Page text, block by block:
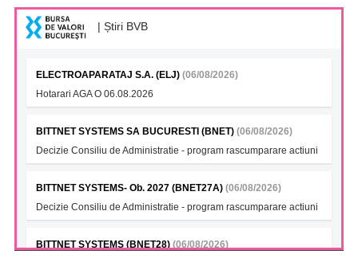
| Știri BVB
ELECTROAPARATAJ S.A. (ELJ) (06/08/2026)
Hotarari AGA O 06.08.2026
BITTNET SYSTEMS SA BUCURESTI (BNET) (06/08/2026)
Decizie Consiliu de Administratie - program rascumparare actiuni
BITTNET SYSTEMS- Ob. 2027 (BNET27A) (06/08/2026)
Decizie Consiliu de Administratie - program rascumparare actiuni
BITTNET SYSTEMS (BNET28) (06/08/2026)